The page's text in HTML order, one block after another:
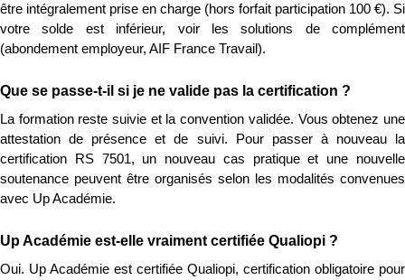
être intégralement prise en charge (hors forfait participation 100 €). Si
votre solde est inférieur, voir les solutions de complément
(abondement employeur, AIF France Travail).
Que se passe-t-il si je ne valide pas la certification ?
La formation reste suivie et la convention validée. Vous obtenez une
attestation de présence et de suivi. Pour passer à nouveau la
certification RS 7501, un nouveau cas pratique et une nouvelle
soutenance peuvent être organisés selon les modalités convenues
avec Up Académie.
Up Académie est-elle vraiment certifiée Qualiopi ?
Oui. Up Académie est certifiée Qualiopi, certification obligatoire pour